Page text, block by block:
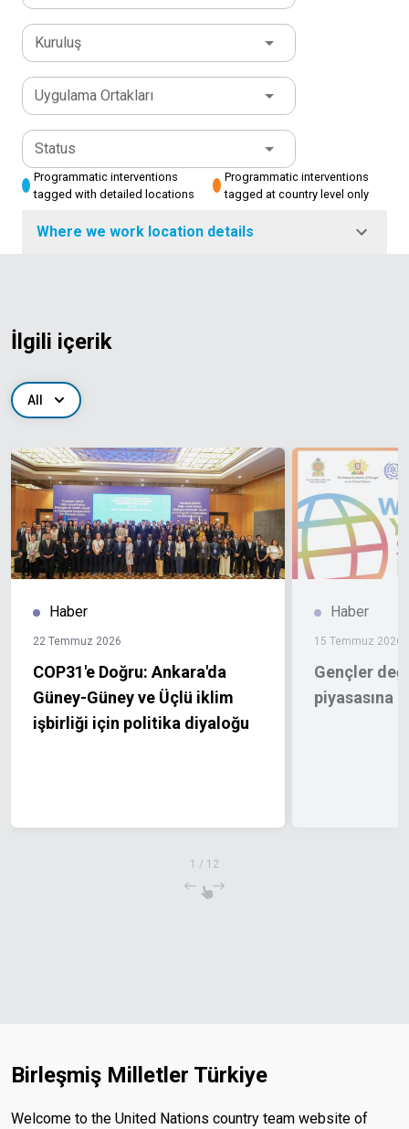
Kuruluş
Uygulama Ortakları
Status
Programmatic interventions
tagged with detailed locations
Programmatic interventions
tagged at country level only
Where we work location details
İlgili içerik
All
Haber
22 Temmuz 2026
COP31'e Doğru: Ankara'da
Güney-Güney ve Üçlü iklim
işbirliği için politika diyaloğu
Haber
15 Temmuz 2026
Gençler
piyasasına
1 / 12
Birleşmiş Milletler Türkiye
Welcome to the United Nations country team website of